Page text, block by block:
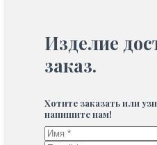
Изделие
заказ.
Хотите заказать или
напишите нам!